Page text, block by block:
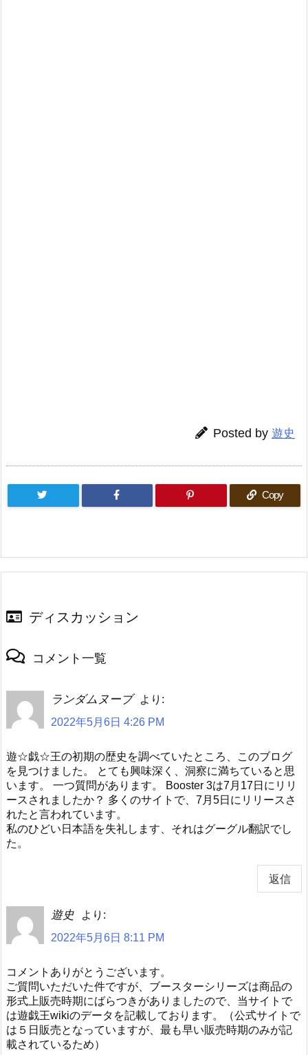
Posted by 遊史
Copy
ディスカッション
コメント一覧
ランダムヌーブ
より:
2022年5月6日 4:26 PM
遊☆戯☆王の初期の歴史を調べていたところ、このブログ
を見つけました。 とても興味深く、洞察に満ちていると思
います。 一つ質問があります。 Booster 3は7月17日にリリ
ースされましたか？ 多くのサイトで、7月5日にリリースさ
れたと言われています。
私のひどい日本語を失礼します、それはグーグル翻訳でし
た。
返信
遊史
より:
2022年5月6日 8:11 PM
コメントありがとうございます。
ご質問いただいた件ですが、ブースターシリーズは商品の
形式上販売時期にばらつきがありましたので、当サイトで
は遊戯王wikiのデータを記載しております。（公式サイトで
は５日販売となっていますが、最も早い販売時期のみが記
載されているため）